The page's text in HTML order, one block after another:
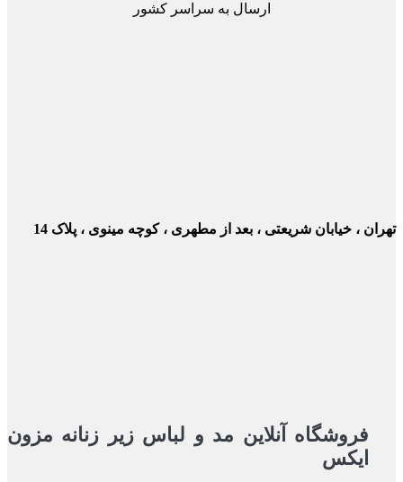
ارسال به سراسر کشور
، خیابان شریعتی ، بعد از مطهری ، کوچه مینوی ، پلاک 14
فروشگاه آنلاین مد و لباس زیر زنانه مزون
ایکس